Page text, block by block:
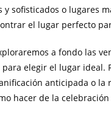
y sofisticados o lugares
el lugar perfecto
a fondo las
elegir el lugar ideal.
anticipada o
hacer de la